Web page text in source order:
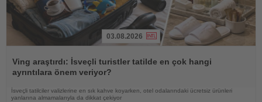
Oku
03.08.2026
Ving araştırdı: İsveçli turistler tatilde en çok hangi
ayrıntılara önem veriyor?
İsveçli tatilciler valizlerine en sık kahve koyarken, otel odalarındaki ücretsiz ürünleri
yanlarına almamalarıyla da dikkat çekiyor